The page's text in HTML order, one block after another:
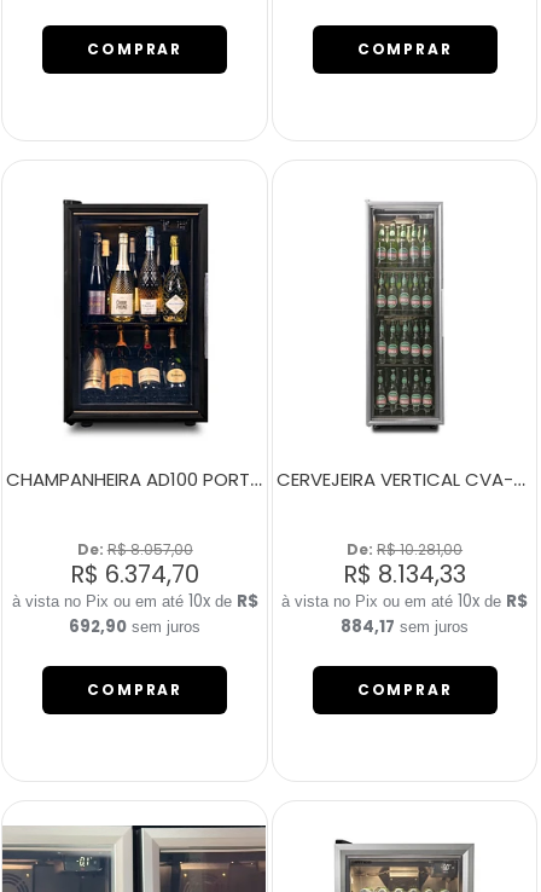
COMPRAR COMPRAR
CHAMPANHEIRA AD100 PORTA ESQUERDA
De: R$ 8.057,00
R$ 6.374,70
10xde R$
692,90 sem juros
COMPRAR
CERVEJEIRA VERTICAL CVA-200 SMART PORTA ESQUERDA
De: R$ 10.281,00
R$ 8.134,33
10x de R$
884,17 sem juros
COMPRAR